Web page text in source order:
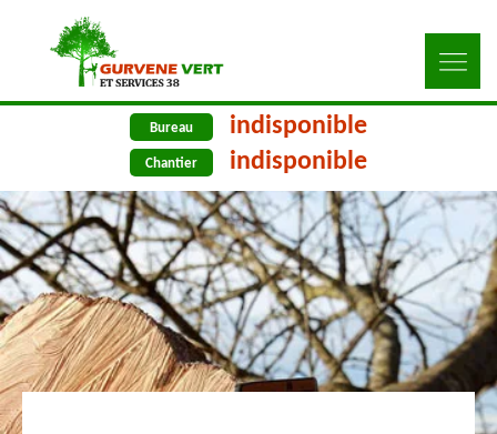
Bureau indisponible
Chantier indisponible